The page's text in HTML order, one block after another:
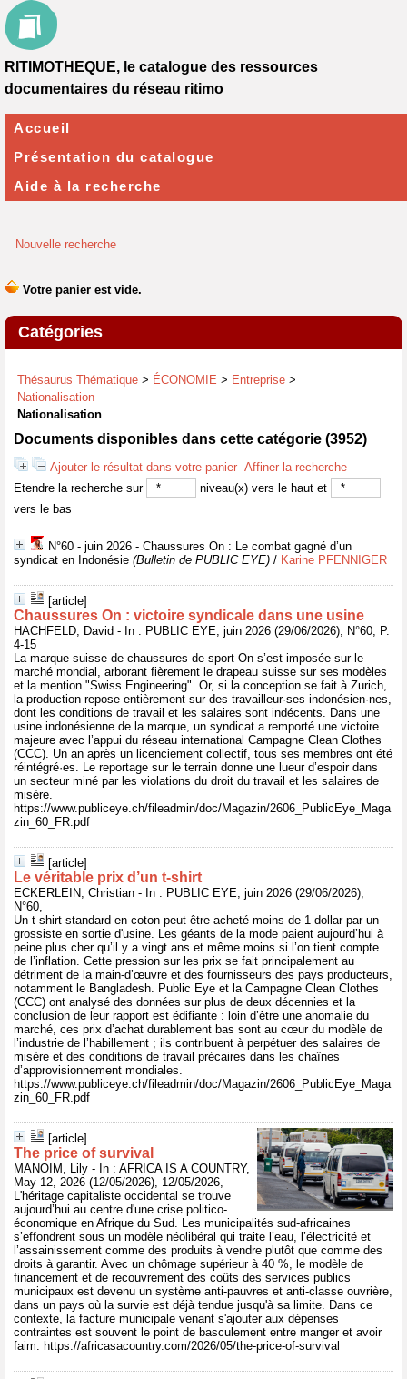
Nouvelle recherche
Catégories
Thésaurus Thématique > ÉCONOMIE > Entreprise >
Nationalisation
Nationalisation
Documents disponibles dans cette catégorie (3952)
Ajouter le résultat dans votre panier Affiner la recherche
Etendre la recherche sur
niveau(x) vers le haut et
vers le bas
N°60 - juin 2026 - Chaussures On : Le combat gagné d’un
syndicat en Indonésie (Bulletin de PUBLIC EYE) / Karine PFENNIGER
[article]
Chaussures On : victoire syndicale dans une usine
HACHFELD, David - In : PUBLIC EYE, juin 2026 (29/06/2026), N°60, P.
4-15
La marque suisse de chaussures de sport On s’est imposée sur le
marché mondial, arborant fièrement le drapeau suisse sur ses modèles
et la mention "Swiss Engineering". Or, si la conception se fait à Zurich,
la production repose entièrement sur des travailleur·ses indonésien·nes,
dont les conditions de travail et les salaires sont indécents. Dans une
usine indonésienne de la marque, un syndicat a remporté une victoire
majeure avec l’appui du réseau international Campagne Clean Clothes
(CCC). Un an après un licenciement collectif, tous ses membres ont été
réintégré·es. Le reportage sur le terrain donne une lueur d’espoir dans
un secteur miné par les violations du droit du travail et les salaires de
misère.
https://www.publiceye.ch/fileadmin/doc/Magazin/2606_PublicEye_Maga
zin_60_FR.pdf
[article]
Le véritable prix d’un t-shirt
ECKERLEIN, Christian - In : PUBLIC EYE, juin 2026 (29/06/2026),
N°60,
Un t-shirt standard en coton peut être acheté moins de 1 dollar par un
grossiste en sortie d'usine. Les géants de la mode paient aujourd’hui à
peine plus cher qu’il y a vingt ans et même moins si l’on tient compte
de l’inflation. Cette pression sur les prix se fait principalement au
détriment de la main-d’œuvre et des fournisseurs des pays producteurs,
notamment le Bangladesh. Public Eye et la Campagne Clean Clothes
(CCC) ont analysé des données sur plus de deux décennies et la
conclusion de leur rapport est édifiante : loin d’être une anomalie du
marché, ces prix d’achat durablement bas sont au cœur du modèle de
l’industrie de l’habillement ; ils contribuent à perpétuer des salaires de
misère et des conditions de travail précaires dans les chaînes
d’approvisionnement mondiales.
https://www.publiceye.ch/fileadmin/doc/Magazin/2606_PublicEye_Maga
zin_60_FR.pdf
[article]
The price of survival
MANOIM, Lily - In : AFRICA IS A COUNTRY,
May 12, 2026 (12/05/2026), 12/05/2026,
L'héritage capitaliste occidental se trouve
aujourd’hui au centre d'une crise politico-
économique en Afrique du Sud. Les municipalités sud-africaines
s’effondrent sous un modèle néolibéral qui traite l’eau, l’électricité et
l’assainissement comme des produits à vendre plutôt que comme des
droits à garantir. Avec un chômage supérieur à 40 %, le modèle de
financement et de recouvrement des coûts des services publics
municipaux est devenu un système anti-pauvres et anti-classe ouvrière,
dans un pays où la survie est déjà tendue jusqu'à sa limite. Dans ce
contexte, la facture municipale venant s'ajouter aux dépenses
contraintes est souvent le point de basculement entre manger et avoir
faim. https://africasacountry.com/2026/05/the-price-of-survival
RITIMOTHEQUE, le catalogue des ressources
documentaires du réseau ritimo
Accueil
Présentation du catalogue
Aide à la recherche